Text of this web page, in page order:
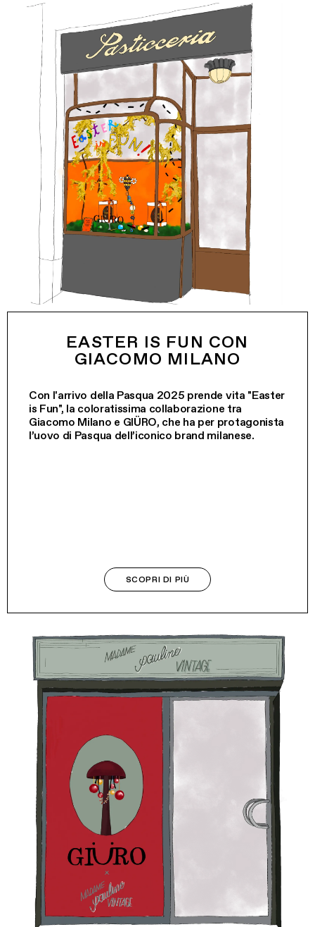
EASTER IS FUN CON
GIACOMO MILANO
Con l'arrivo della Pasqua 2025 prende vita "Easter
is Fun", la coloratissima collaborazione tra
Giacomo Milano e GIÜRO, che ha per protagonista
l’uovo di Pasqua dell’iconico brand milanese.
SCOPRI DI PIÙ